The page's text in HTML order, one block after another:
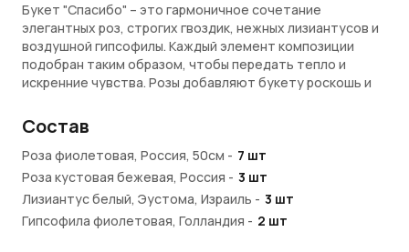
Букет "Спасибо" – это гармоничное сочетание
элегантных роз, строгих гвоздик, нежных лизиантусов и
воздушной гипсофилы. Каждый элемент композиции
подобран таким образом, чтобы передать тепло и
искренние чувства. Розы добавляют букету роскошь и
лизиантусы вносят нотку легкости и радости, а
гипсофила завершает композицию, придавая ей
воздушную легкость.
Значение цветов в букете "Спасибо"
Розы– любовь, уважение, признательность.
Состав
Роза фиолетовая, Россия, 50см - 7 шт
Роза кустовая бежевая, Россия - 3 шт
Лизиантус белый, Эустома, Израиль - 3 шт
Гипсофила фиолетовая, Голландия - 2 шт